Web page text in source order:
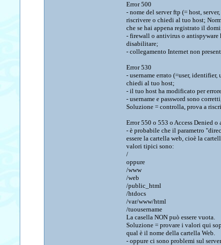
Error 500
- nome del server ftp (= host,
riscrivere o chiedi al tuo host;
che se hai appena registrato il
- firewall o antivirus o antispyware
disabilitare;
- collegamento Internet non
Error 530
- username errato (=user,
chiedi al tuo host;
- il tuo host ha modificato per
- username e password sono
Soluzione = controlla, prova a
Error 550 o 553 o Access Denied
- è probabile che il parametro
essere la cartella web, cioè la
valori tipici sono:
/
oppure
/www
/web
/public_html
/htdocs
/var/www/html
/tuousername
La casella NON può essere vuota.
Soluzione = provare i valori qui
qual è il nome della cartella Web.
- oppure ci sono problemi sul